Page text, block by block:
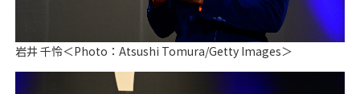
岩井 千怜＜Photo：Atsushi Tomura/Getty Images＞